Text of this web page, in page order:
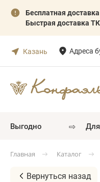
Бесплатная
Быстрая доставка
Казань Адреса
выгодно ⇨
Главная Каталог
Вернуться назад